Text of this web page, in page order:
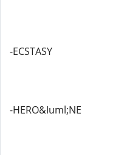
-ECSTASY
-HERO&Iuml;NE